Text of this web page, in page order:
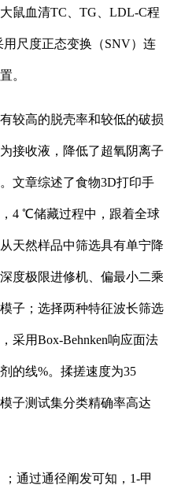
鼠血清TC、TG、LDL-C程
用尺度正态变换（SNV）连
。
高的脱壳率和较低的破损
接收液，降低了超氧阴离子
文章综述了食物3D打印手
4 ℃储藏过程中，跟着全球
天然样品中筛选具有单宁降
度极限进修机、偏最小二乘
子；选择两种特征波长筛选
采用Box-Behnken响应面法
的线%。揉搓速度为35
子测试集分类精确率高达
通过通径阐发可知，1-甲